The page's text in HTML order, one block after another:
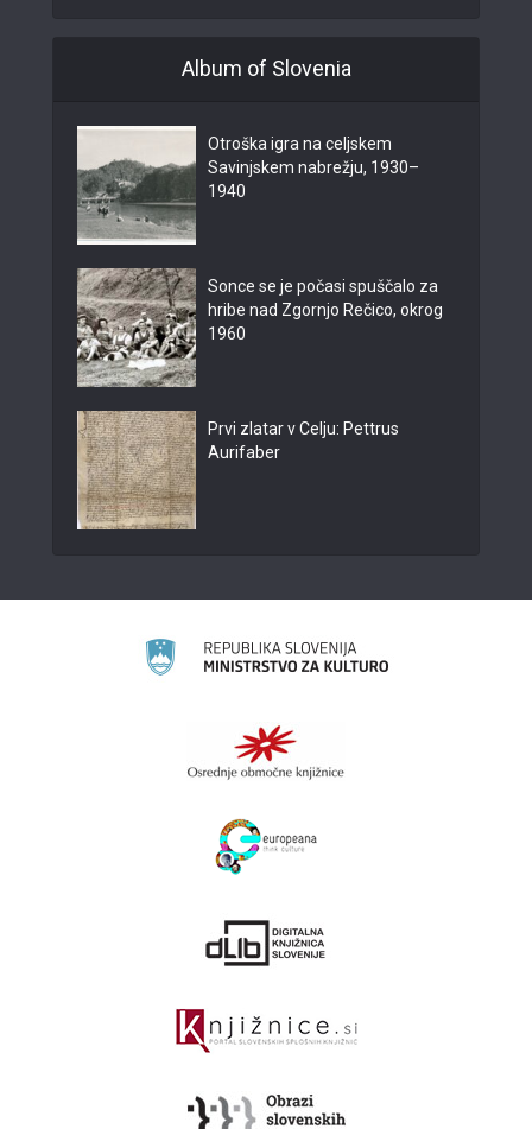
Album of Slovenia
Otroška igra na celjskem
Savinjskem nabrežju, 1930–
1940
Sonce se je počasi spuščalo za
hribe nad Zgornjo Rečico, okrog
1960
Prvi zlatar v Celju: Pettrus
Aurifaber